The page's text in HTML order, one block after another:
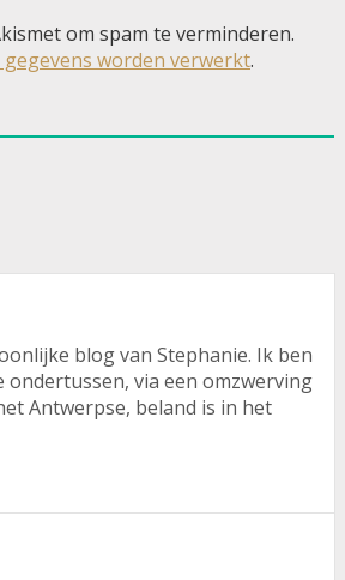
om spam te verminderen.
worden verwerkt.
blog van Stephanie. Ik ben
ondertussen, via een omzwerving
Antwerpse, beland is in het